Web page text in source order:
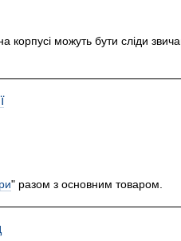
корпусі можуть бути сліди
" разом з основним товаром.